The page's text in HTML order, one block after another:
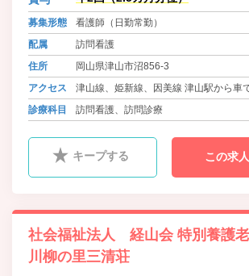
募集形態
看護師（日勤常勤）
配属
訪問看護
住所
岡山県津山市沼856-3
アクセス
津山線、姫新線、因美線 津山駅から車
バス ごんごバス 小循環線 コープ林田前
診療科目 訪問看護、訪問診療
キープする この求
社会福祉法人 経山会 特別養護
川柳の里三清荘